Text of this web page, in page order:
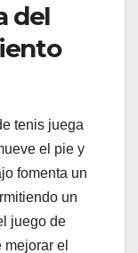
del
tenis juega
el pie y
fomenta un
un
juego de
el